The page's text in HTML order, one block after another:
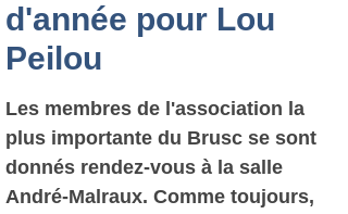
d'année pour Lou
Peilou
Les membres de l'association la
plus importante du Brusc se sont
donnés rendez-vous à la salle
André-Malraux. Comme toujours,